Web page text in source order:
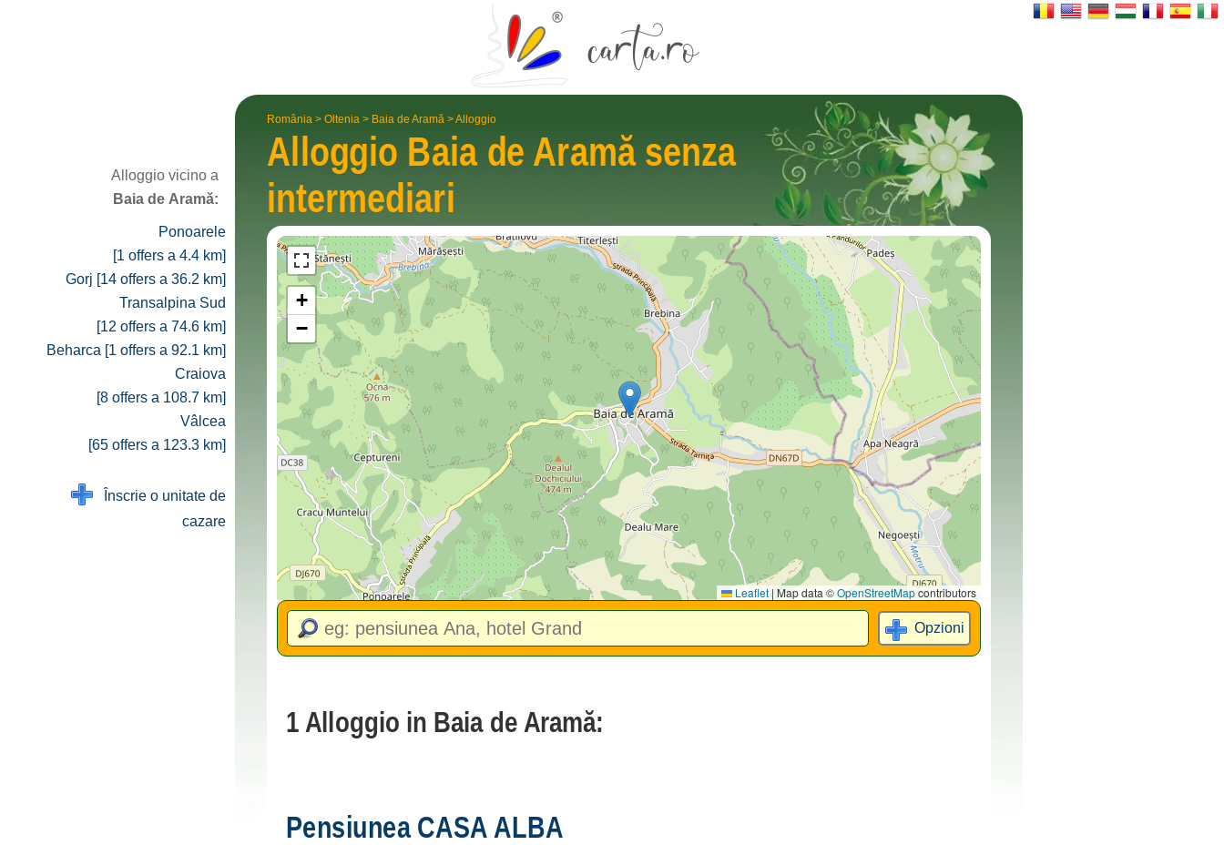
România > Oltenia > Baia de Aramă >Alloggio
Alloggio Baia de Aramă senza
interme­diari
+
−
Leaflet | Map data ©OpenStreetMapcontributors
Opzioni
1 Alloggio in Baia de Aramă:
Pensiunea CASA ALBA
Alloggio vicino a
Baia de Aramă:
Ponoarele
[1 offers a 4.4 km]
Gorj [14 offers a 36.2 km]
Transalpina Sud
[12 offers a 74.6 km]
Beharca [1 offers a 92.1 km]
Craiova
[8 offers a 108.7 km]
Vâlcea
[65 offers a 123.3 km]
Înscrie o unitate de
cazare